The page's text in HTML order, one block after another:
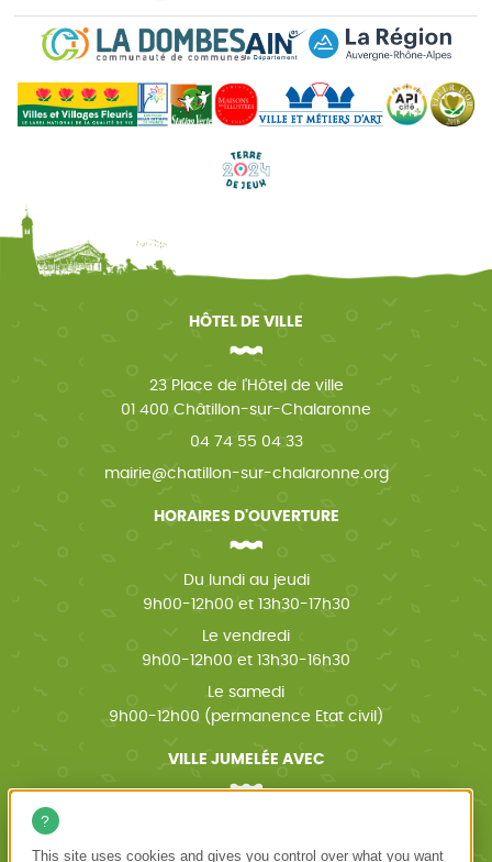
HÔTEL DE VILLE
23 Place de l'Hôtel de ville
01 400 Châtillon-sur-Chalaronne
04 74 55 04 33
mairie@chatillon-sur-chalaronne.org
HORAIRES D'OUVERTURE
Du lundi au jeudi
9h00-12h00 et 13h30-17h30
Le vendredi
9h00-12h00 et 13h30-16h30
Le samedi
9h00-12h00 (permanence Etat civil)
VILLE JUMELÉE AVEC
This site uses cookies and gives you control over what you want